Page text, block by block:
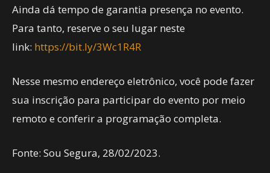
Ainda dá tempo de garantia presença no evento.
Para tanto, reserve o seu lugar neste
link: https://bit.ly/3Wc1R4R
Nesse mesmo endereço eletrônico, você pode fazer
sua inscrição para participar do evento por meio
remoto e conferir a programação completa.
Fonte: Sou Segura, 28/02/2023.